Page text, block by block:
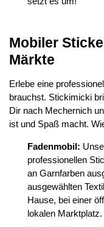
Mobiler
Märkte
Erlebe eine
brauchst. Stickimicki
Dir nach Mechernich
ist und Spaß macht.
Fadenmobil:
professionellen
an Garnfarben
ausgewählten
Hause, bei einer
lokalen Marktplatz.